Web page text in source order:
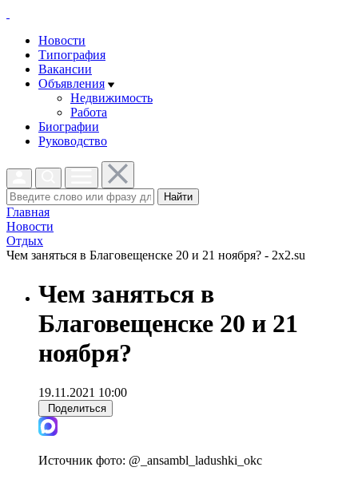
Новости
Типография
Вакансии
Объявления
Недвижимость
Работа
Биографии
Руководство
Найти
Главная
Новости
Отдых
Чем заняться в Благовещенске 20 и 21 ноября? - 2x2.su
Чем заняться в
Благовещенске 20 и 21
ноября?
19.11.2021 10:00
Поделиться
Источник фото: @_ansambl_ladushki_okc